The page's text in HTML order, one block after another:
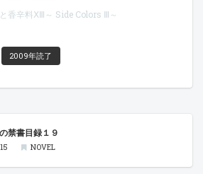
香辛料ⅩⅢ～ Side Colors Ⅲ～
2009年読了
禁書目録１９
NOVEL